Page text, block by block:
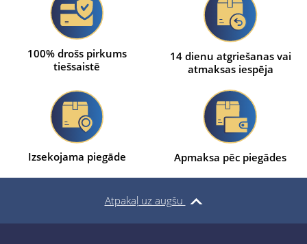
100% drošs pirkums
tiešsaistē
14 dienu atgriešanas vai
atmaksas iespēja
Izsekojama piegāde Apmaksa pēc piegādes
Atpakaļ uz augšu